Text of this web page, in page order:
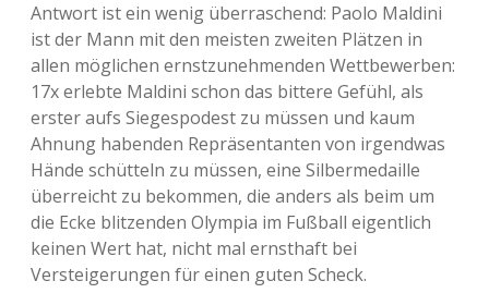
Antwort ist ein wenig überraschend: Paolo Maldini
ist der Mann mit den meisten zweiten Plätzen in
allen möglichen ernstzunehmenden Wettbewerben:
17x erlebte Maldini schon das bittere Gefühl, als
erster aufs Siegespodest zu müssen und kaum
Ahnung habenden Repräsentanten von irgendwas
Hände schütteln zu müssen, eine Silbermedaille
überreicht zu bekommen, die anders als beim um
die Ecke blitzenden Olympia im Fußball eigentlich
keinen Wert hat, nicht mal ernsthaft bei
Versteigerungen für einen guten Scheck.